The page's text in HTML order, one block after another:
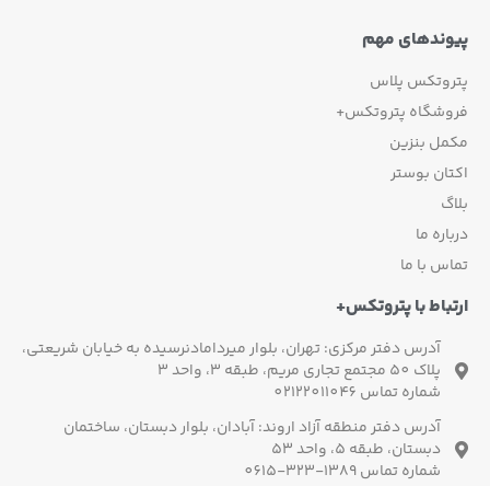
پیوندهای مهم
پتروتکس پلاس
فروشگاه پتروتکس+
مکمل بنزین
اکتان بوستر
بلاگ
درباره ما
تماس با ما
ارتباط با پتروتکس+
آدرس دفتر مرکزی: تهران، بلوار میردامادنرسیده به خیابان شریعتی،
پلاک 50 مجتمع تجاری مریم، طبقه 3، واحد 3
شماره تماس 02122011046
آدرس دفتر منطقه آزاد اروند: آبادان، بلوار دبستان، ساختمان
دبستان، طبقه 5، واحد 53
شماره تماس 1389-323-0615